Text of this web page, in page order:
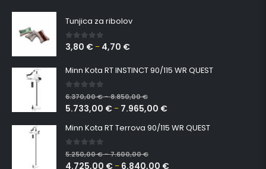
Tunjica za ribolov
0 out of 5
3,80 € – 4,70 €
Minn Kota RT INSTINCT 90/115 WR QUEST
0 out of 5
6.370,00€–8.850,00€
5.733,00 € – 7.965,00 €
Minn Kota RT Terrova 90/115 WR QUEST
0 out of 5
5.250,00€–7.600,00€
4.725,00 € – 6.840,00 €